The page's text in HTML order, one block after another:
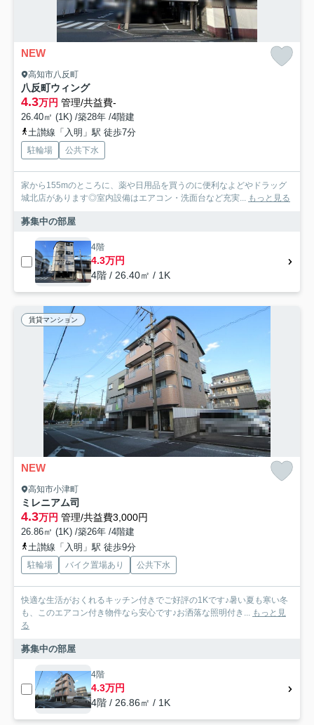
NEW
高知市八反町
八反町ウィング
4.3万円 管理/共益費-
26.40㎡ (1K) /築28年 /4階建
土讃線「入明」駅 徒歩7分
駐輪場 公共下水
家から155mのところに、薬や日用品を買うのに便利なよどやドラッグ
城北店があります◎室内設備はエアコン・洗面台など充実... もっと見る
募集中の部屋
4階
4.3万円
4階 / 26.40㎡ / 1K
賃貸マンション
NEW
高知市小津町
ミレニアム司
4.3万円 管理/共益費3,000円
26.86㎡ (1K) /築26年 /4階建
土讃線「入明」駅 徒歩9分
駐輪場 バイク置場あり 公共下水
快適な生活がおくれるキッチン付きでご好評の1Kです♪暑い夏も寒い冬
も、このエアコン付き物件なら安心です♪お洒落な照明付き... もっと見
る
募集中の部屋
4階
4.3万円
4階 / 26.86㎡ / 1K